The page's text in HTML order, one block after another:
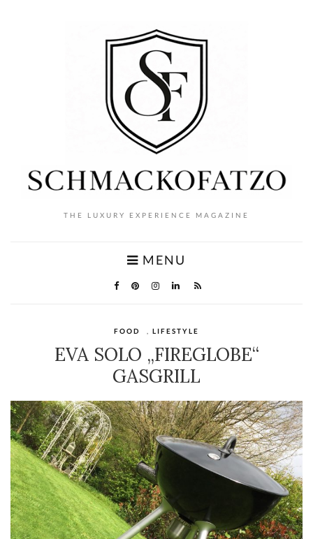
THE LUXURY EXPERIENCE MAGAZINE
MENU
FOOD LIFESTYLE
EVA SOLO „FIREGLOBE“
GASGRILL